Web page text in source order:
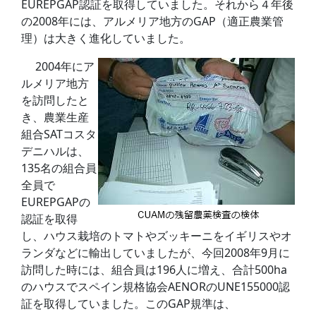
EUREPGAP認証を取得していました。それから４年後
の2008年には、アルメリア地方のGAP（適正農業管
理）は大きく進化していました。
2004年にア
ルメリア地方
を訪問したと
き、農業生産
組合SATコスタ
デニハルは、
135名の組合員
全員で
EUREPGAPの
認証を取得
し、ハウス栽培のトマトやズッキーニをイギリスやオ
ランダなどに輸出していましたが、今回2008年9月に
訪問した時には、組合員は196人に増え、合計500ha
のハウスでスペイン規格協会AENORのUNE155000認
証を取得していました。このGAP規準は、